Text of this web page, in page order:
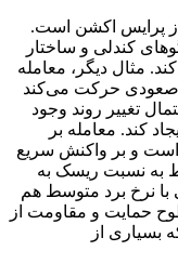
از پرایس اکشن است.
کندلی و ساختار
مثال دیگر، معامله
صعودی حرکت می‌کند
تغییر روند وجود
کند. معامله بر
است و بر واکنش سریع
به نسبت ریسک به
با نرخ برد متوسط هم
حمایت و مقاومت از
بسیاری از